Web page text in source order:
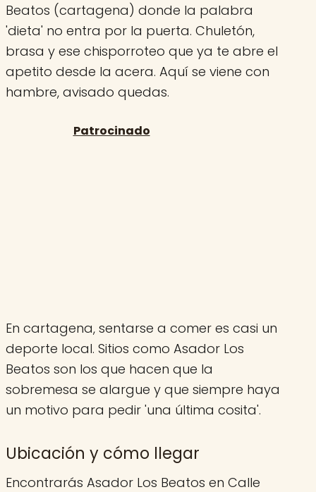
Beatos (cartagena) donde la palabra
'dieta' no entra por la puerta. Chuletón,
brasa y ese chisporroteo que ya te abre el
apetito desde la acera. Aquí se viene con
hambre, avisado quedas.
En cartagena, sentarse a comer es casi un
deporte local. Sitios como Asador Los
Beatos son los que hacen que la
sobremesa se alargue y que siempre haya
un motivo para pedir 'una última cosita'.
Ubicación y cómo llegar
Encontrarás Asador Los Beatos en Calle